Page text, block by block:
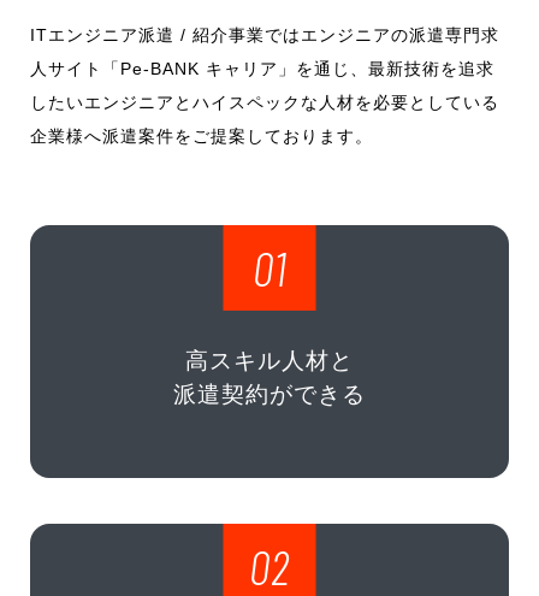
ITエンジニア派遣 / 紹介事業ではエンジニアの派遣専門求
人サイト「Pe-BANK キャリア」を通じ、最新技術を追求
したいエンジニアとハイスペックな人材を必要としている
企業様へ派遣案件をご提案しております。
01
高スキル人材と
派遣契約ができる
02